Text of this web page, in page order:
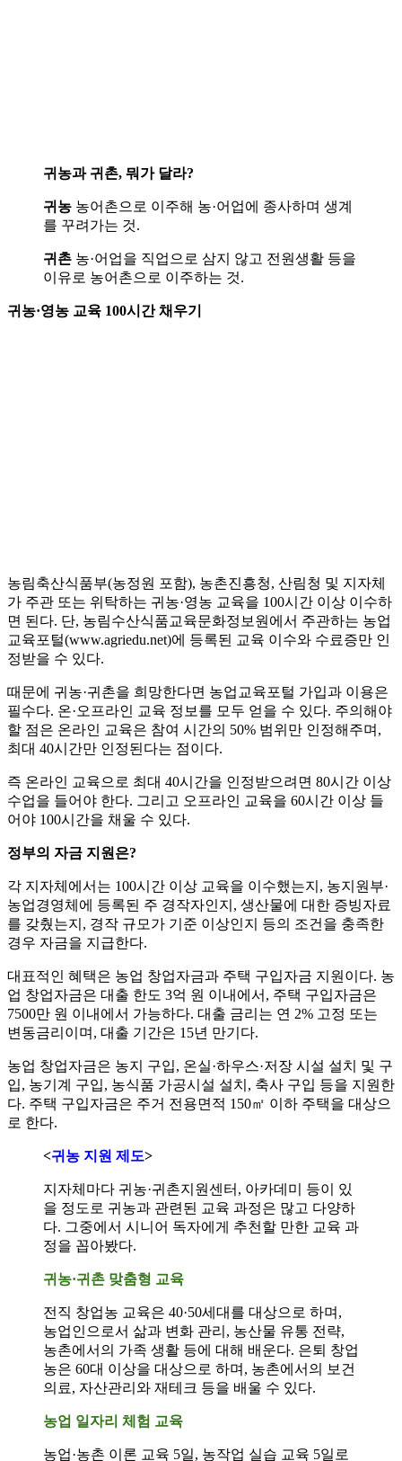
귀농과 귀촌, 뭐가 달라?
귀농 농어촌으로 이주해 농·어업에 종사하며 생계
를 꾸려가는 것.
귀촌 농·어업을 직업으로 삼지 않고 전원생활 등을
이유로 농어촌으로 이주하는 것.
귀농·영농 교육 100시간 채우기
농림축산식품부(농정원 포함), 농촌진흥청, 산림청 및 지자체
가 주관 또는 위탁하는 귀농·영농 교육을 100시간 이상 이수하
면 된다. 단, 농림수산식품교육문화정보원에서 주관하는 농업
교육포털(www.agriedu.net)에 등록된 교육 이수와 수료증만 인
정받을 수 있다.
때문에 귀농·귀촌을 희망한다면 농업교육포털 가입과 이용은
필수다. 온·오프라인 교육 정보를 모두 얻을 수 있다. 주의해야
할 점은 온라인 교육은 참여 시간의 50% 범위만 인정해주며,
최대 40시간만 인정된다는 점이다.
즉 온라인 교육으로 최대 40시간을 인정받으려면 80시간 이상
수업을 들어야 한다. 그리고 오프라인 교육을 60시간 이상 들
어야 100시간을 채울 수 있다.
정부의 자금 지원은?
각 지자체에서는 100시간 이상 교육을 이수했는지, 농지원부·
농업경영체에 등록된 주 경작자인지, 생산물에 대한 증빙자료
를 갖췄는지, 경작 규모가 기준 이상인지 등의 조건을 충족한
경우 자금을 지급한다.
대표적인 혜택은 농업 창업자금과 주택 구입자금 지원이다. 농
업 창업자금은 대출 한도 3억 원 이내에서, 주택 구입자금은
7500만 원 이내에서 가능하다. 대출 금리는 연 2% 고정 또는
변동금리이며, 대출 기간은 15년 만기다.
농업 창업자금은 농지 구입, 온실·하우스·저장 시설 설치 및 구
입, 농기계 구입, 농식품 가공시설 설치, 축사 구입 등을 지원한
다. 주택 구입자금은 주거 전용면적 150㎡ 이하 주택을 대상으
로 한다.
<귀농 지원 제도>
지자체마다 귀농·귀촌지원센터, 아카데미 등이 있
을 정도로 귀농과 관련된 교육 과정은 많고 다양하
다. 그중에서 시니어 독자에게 추천할 만한 교육 과
정을 꼽아봤다.
귀농·귀촌 맞춤형 교육
전직 창업농 교육은 40·50세대를 대상으로 하며,
농업인으로서 삶과 변화 관리, 농산물 유통 전략,
농촌에서의 가족 생활 등에 대해 배운다. 은퇴 창업
농은 60대 이상을 대상으로 하며, 농촌에서의 보건
의료, 자산관리와 재테크 등을 배울 수 있다.
농업 일자리 체험 교육
농업·농촌 이론 교육 5일, 농작업 실습 교육 5일로